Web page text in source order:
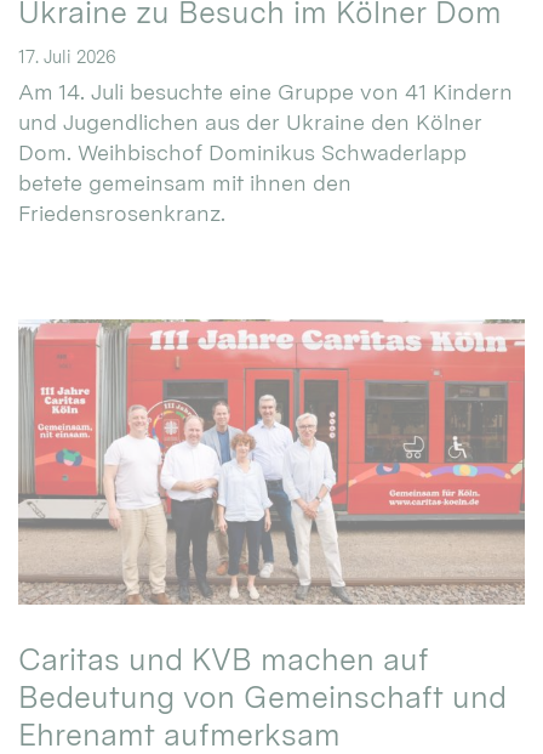
Ukraine zu Besuch im Kölner Dom
17. Juli 2026
Am 14. Juli besuchte eine Gruppe von 41 Kindern
und Jugendlichen aus der Ukraine den Kölner
Dom. Weihbischof Dominikus Schwaderlapp
betete gemeinsam mit ihnen den
Friedensrosenkranz.
Caritas und KVB machen auf
Bedeutung von Gemeinschaft und
Ehrenamt aufmerksam